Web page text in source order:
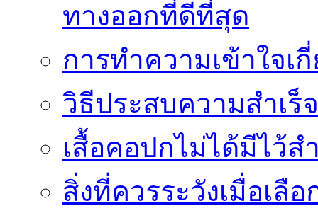
ทางออกที่ดีที่สุด
การทำความเข้าใจเ
วิธีประสบความสำเ
เสื้อคอปกไม่ได้มีไว้
สิ่งที่ควรระวังเมื่อเลื